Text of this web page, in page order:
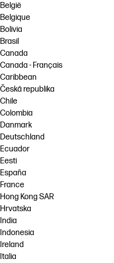
België
Belgique
Bolivia
Brasil
Canada
Canada - Français
Caribbean
Česká republika
Chile
Colombia
Danmark
Deutschland
Ecuador
Eesti
España
France
Hong Kong SAR
Hrvatska
India
Indonesia
Ireland
Italia